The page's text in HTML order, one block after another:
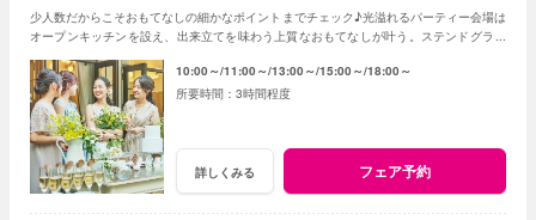
少人数だからこそおもてなしの細かなポイントまでチェック♪光溢れるパーティー会場は
オープンキッチンを設え、出来立てを味わう上質なおもてなしが叶う。ステンドグラス
10:00～ 11:00～ 13:00～ 15:00～ 18:00～
3時間程度
詳しくみる フェア予約